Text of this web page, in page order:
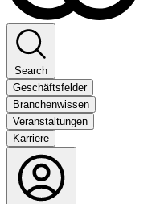
Search
Geschäftsfelder
Branchenwissen
Veranstaltungen
Karriere